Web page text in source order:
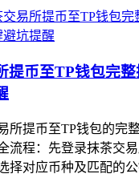
提币至TP钱包完
所提币至TP钱包的完
流程：先登录抹茶交
择对应币种及匹配的